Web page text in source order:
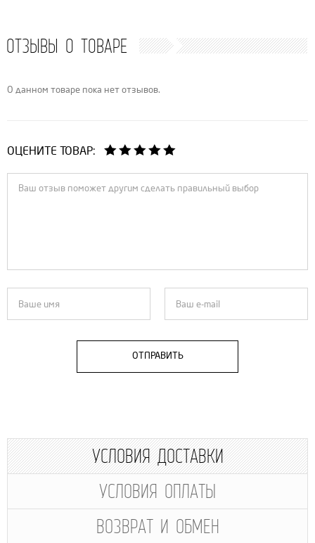
ОТЗЫВЫ О ТОВАРЕ
О данном товаре пока нет отзывов.
ОЦЕНИТЕ ТОВАР:
ОТПРАВИТЬ
УСЛОВИЯ ДОСТАВКИ
УСЛОВИЯ ОПЛАТЫ
ВОЗВРАТ И ОБМЕН